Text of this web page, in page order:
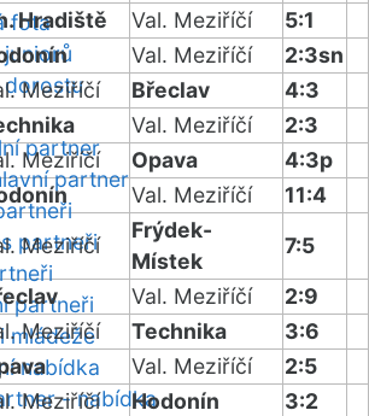
fota
dorostu
partner
partner
partneři
partneři
mládeže
nabídka
- nabídka
Hradiště Val. Meziříčí
5:1
Val. Meziříčí
2:3sn
Meziříčí Břeclav
4:3
Val. Meziříčí
2:3
Meziříčí Opava
4:3p
Val. Meziříčí
11:4
Meziříčí
Frýdek-
Místek
7:5
Val. Meziříčí
2:9
Meziříčí Technika
3:6
Val. Meziříčí
2:5
Meziříčí Hodonín
3:2